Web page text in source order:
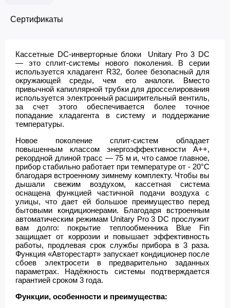
Сертификаты
Кассетные DC-инверторные блоки Unitary Pro 3 DC
— это сплит-системы нового поколения. В серии
используется хладагент R32, более безопасный для
окружающей среды, чем его аналоги. Вместо
привычной капиллярной трубки для дросселирования
используется электронный расширительный вентиль,
за счет этого обеспечивается более точное
попадание хладагента в систему и поддержание
температуры.
Новое поколение сплит-систем обладает
повышенным классом энергоэффективности А++,
рекордной длиной трасс — 75 м и, что самое главное,
прибор стабильно работает при температуре от - 20°С
благодаря встроенному зимнему комплекту. Чтобы вы
дышали свежим воздухом, кассетная система
оснащена функцией частичной подачи воздуха с
улицы, что дает ей большое преимущество перед
бытовыми кондиционерами. Благодаря встроенным
автоматическим режимам Unitary Pro 3 DC прослужит
вам долго: покрытие теплообменника Blue Fin
защищает от коррозии и повышает эффективность
работы, продлевая срок службы прибора в 3 раза.
Функция «Авторестарт» запускает кондиционер после
сбоев электросети в предварительно заданных
параметрах. Надёжность системы подтверждается
гарантией сроком 3 года.
Функции, особенности и преимущества: